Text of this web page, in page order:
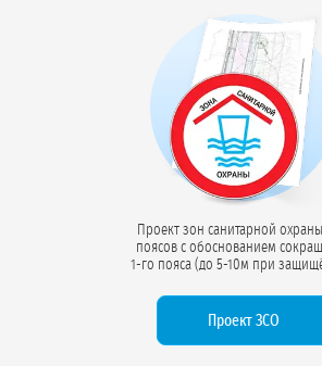
Проект зон санитарной
поясов с обоснованием
1-го пояса (до 5-10м при защищённом
эпидемиологических
ЗСО и использование
Проект ЗСО